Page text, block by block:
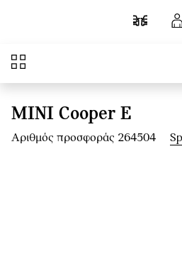
Μετάβαση στο κύριο περιεχόμενο
Επισκόπηση
MINI Cooper E
Αριθμός προσφοράς 264504